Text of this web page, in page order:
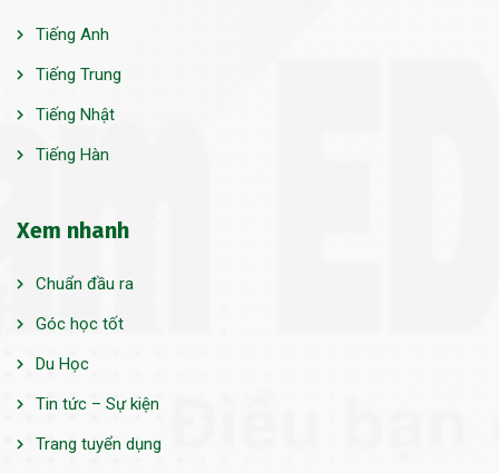
Tiếng Anh
Tiếng Trung
Tiếng Nhật
Tiếng Hàn
Xem nhanh
Chuẩn đầu ra
Góc học tốt
Du Học
Tin tức – Sự kiện
Trang tuyển dụng